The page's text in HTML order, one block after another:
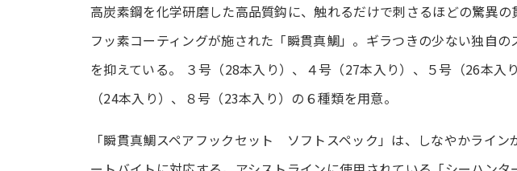
高炭素鋼を化学研磨した高品質鈎に、触れるだけで刺さるほどの驚異
フッ素コーティングが施された「瞬貫真鯛」。ギラつきの少ない独自
を抑えている。 ３号（28本入り）、４号（27本入り）、５号（26本入
（24本入り）、８号（23本入り）の６種類を用意。
「瞬貫真鯛スペアフックセット ソフトスペック」は、しなやかライン